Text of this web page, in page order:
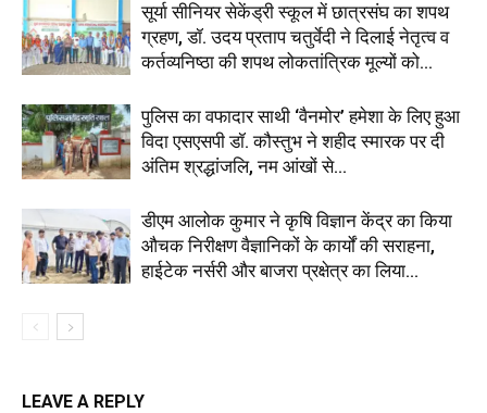
सूर्या सीनियर सेकेंड्री स्कूल में छात्रसंघ का शपथ
ग्रहण, डॉ. उदय प्रताप चतुर्वेदी ने दिलाई नेतृत्व व
कर्तव्यनिष्ठा की शपथ लोकतांत्रिक मूल्यों को...
पुलिस का वफादार साथी ‘वैनमोर’ हमेशा के लिए हुआ
विदा एसएसपी डॉ. कौस्तुभ ने शहीद स्मारक पर दी
अंतिम श्रद्धांजलि, नम आंखों से...
डीएम आलोक कुमार ने कृषि विज्ञान केंद्र का किया
औचक निरीक्षण वैज्ञानिकों के कार्यों की सराहना,
हाईटेक नर्सरी और बाजरा प्रक्षेत्र का लिया...
LEAVE A REPLY